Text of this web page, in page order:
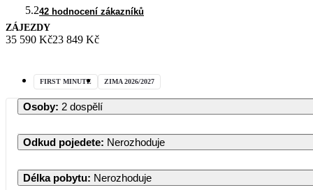
5.242 hodnocení zákazníků
ZÁJEZDY
35 590 Kč23 849 Kč
FIRST MINUTE ZIMA 2026/2027
Osoby: 2 dospělí
Odkud pojedete: Nerozhoduje
Délka pobytu: Nerozhoduje